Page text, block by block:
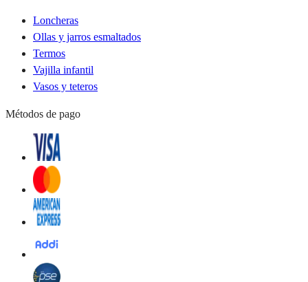
Loncheras
Ollas y jarros esmaltados
Termos
Vajilla infantil
Vasos y teteros
Métodos de pago